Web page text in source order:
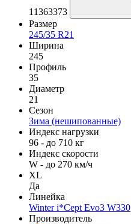
11363373
Размер
245/35 R21
Ширина
245
Профиль
35
Диаметр
21
Сезон
Зима (нешипованные)
Индекс нагрузки
96 - до 710 кг
Индекс скорости
W - до 270 км/ч
XL
Да
Линейка
Winter i*Cept Evo3 W330
Производитель